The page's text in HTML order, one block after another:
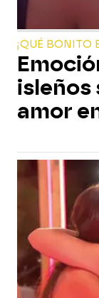
¡QUÉ BONITO
isleños
amor